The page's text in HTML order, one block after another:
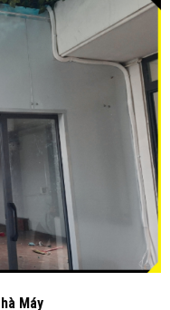
Máy